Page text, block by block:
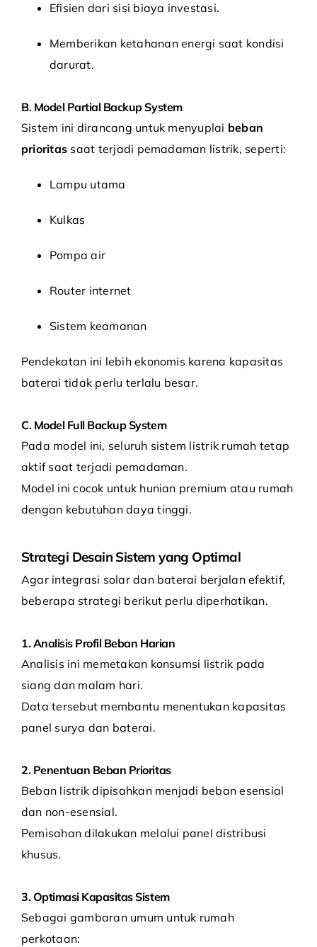
Efisien dari sisi biaya investasi.
Memberikan ketahanan energi saat kondisi
darurat.
B. Model Partial Backup System
Sistem ini dirancang untuk menyuplai beban
prioritas saat terjadi pemadaman listrik, seperti:
Lampu utama
Kulkas
Pompa air
Router internet
Sistem keamanan
Pendekatan ini lebih ekonomis karena kapasitas
baterai tidak perlu terlalu besar.
C. Model Full Backup System
Pada model ini, seluruh sistem listrik rumah tetap
aktif saat terjadi pemadaman.
Model ini cocok untuk hunian premium atau rumah
dengan kebutuhan daya tinggi.
Strategi Desain Sistem yang Optimal
Agar integrasi solar dan baterai berjalan efektif,
beberapa strategi berikut perlu diperhatikan.
1. Analisis Profil Beban Harian
Analisis ini memetakan konsumsi listrik pada
siang dan malam hari.
Data tersebut membantu menentukan kapasitas
panel surya dan baterai.
2. Penentuan Beban Prioritas
Beban listrik dipisahkan menjadi beban esensial
dan non-esensial.
Pemisahan dilakukan melalui panel distribusi
khusus.
3. Optimasi Kapasitas Sistem
Sebagai gambaran umum untuk rumah
perkotaan: